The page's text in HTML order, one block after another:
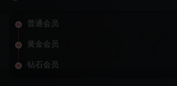
普通会员
黄金会员
钻石会员